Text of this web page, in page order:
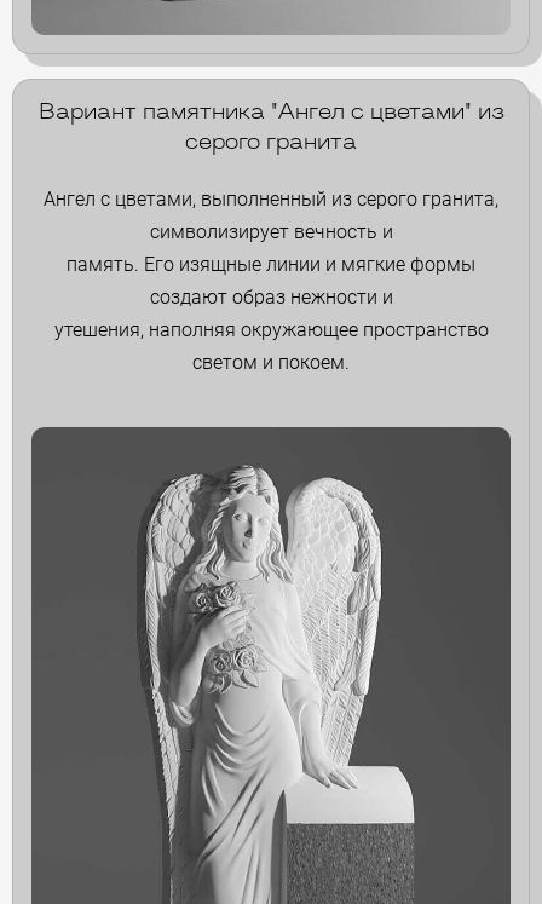
Вариант памятника "Ангел с цветами" из
серого гранита
Ангел с цветами, выполненный из серого гранита,
символизирует вечность и
память. Его изящные линии и мягкие формы
создают образ нежности и
утешения, наполняя окружающее пространство
светом и покоем.